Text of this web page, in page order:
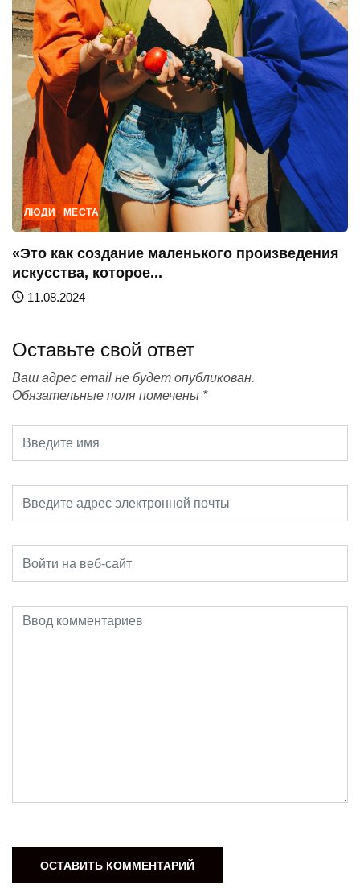
ЛЮДИ МЕСТА
«Это как создание маленького произведения
искусства, которое...
11.08.2024
Оставьте свой ответ
Ваш адрес email не будет опубликован.
Обязательные поля помечены *